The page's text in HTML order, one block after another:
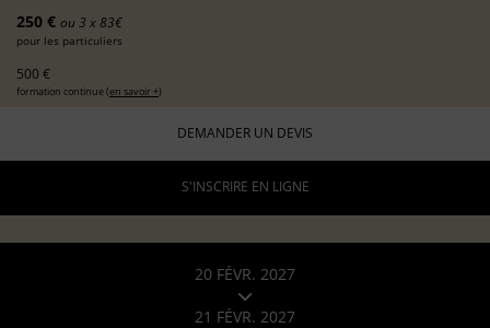
250 € ou 3 x 83€
pour les particuliers
500 €
formation continue (en savoir +)
DEMANDER UN DEVIS
S'INSCRIRE EN LIGNE
20 FÉVR. 2027
21 FÉVR. 2027